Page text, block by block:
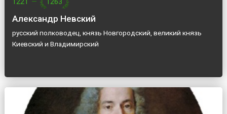
Александр Невский
русский полководец, князь Новгородский, великий князь
Киевский и Владимирский